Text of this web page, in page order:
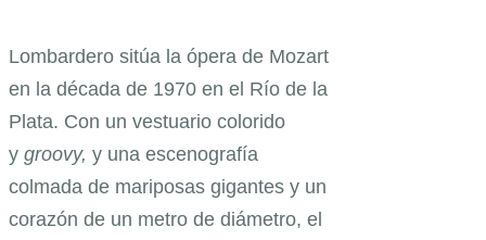
Lombardero sitúa la ópera de Mozart
en la década de 1970 en el Río de la
Plata. Con un vestuario colorido
y groovy, y una escenografía
colmada de mariposas gigantes y un
corazón de un metro de diámetro, el